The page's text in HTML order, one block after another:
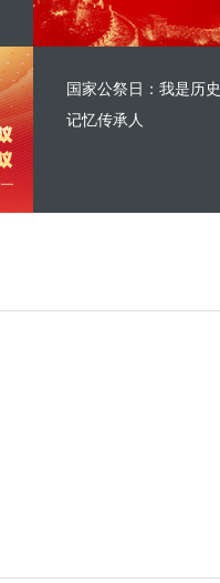
国家公祭日：我是历史
记忆传承人